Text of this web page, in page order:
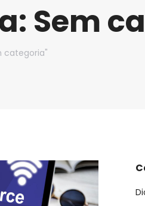
Sem
categoria"